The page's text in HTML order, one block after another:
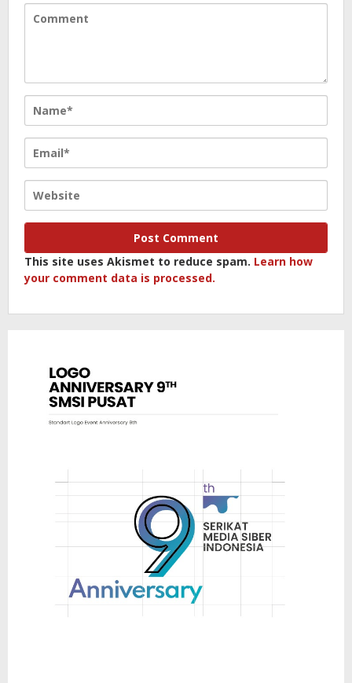
This site uses Akismet to reduce spam. Learn how
your comment data is processed.